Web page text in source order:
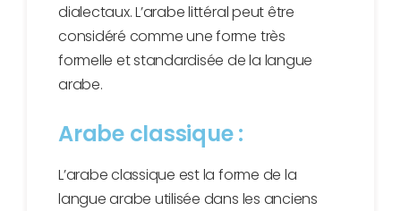
dialectaux. L’arabe littéral peut être
considéré comme une forme très
formelle et standardisée de la langue
arabe.
Arabe classique :
L’arabe classique est la forme de la
langue arabe utilisée dans les anciens